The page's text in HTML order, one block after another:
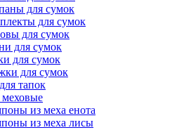
для сумок
для сумок
для сумок
для сумок
для сумок
для сумок
тапок
из меха енота
из меха лисы